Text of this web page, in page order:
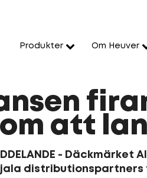
Produkter Om Heuver
att
-
distributionspartners